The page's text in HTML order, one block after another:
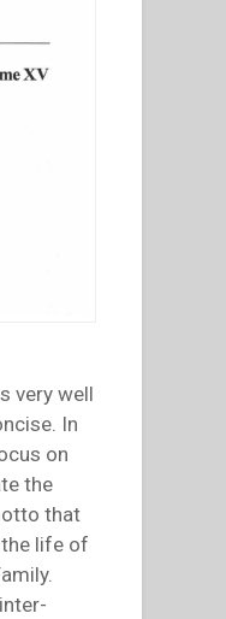
very well
In
on
the
that
life of